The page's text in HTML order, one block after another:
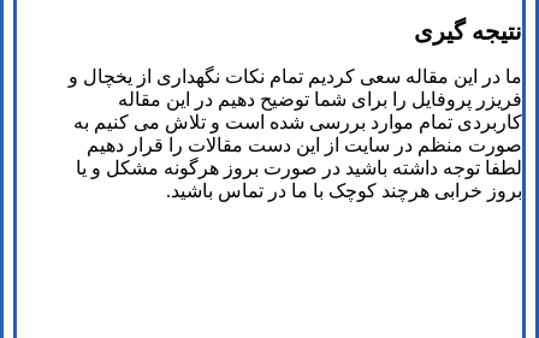
نتیجه گیری
ما در این مقاله سعی کردیم تمام نکات نگهداری از یخچال و
فریزر پروفایل را برای شما توضیح دهیم در این مقاله
کاربردی تمام موارد بررسی شده است و تلاش می کنیم به
صورت منظم در سایت از این دست مقالات را قرار دهیم
لطفا توجه داشته باشید در صورت بروز هرگونه مشکل و یا
بروز خرابی هرچند کوچک با ما در تماس باشید.